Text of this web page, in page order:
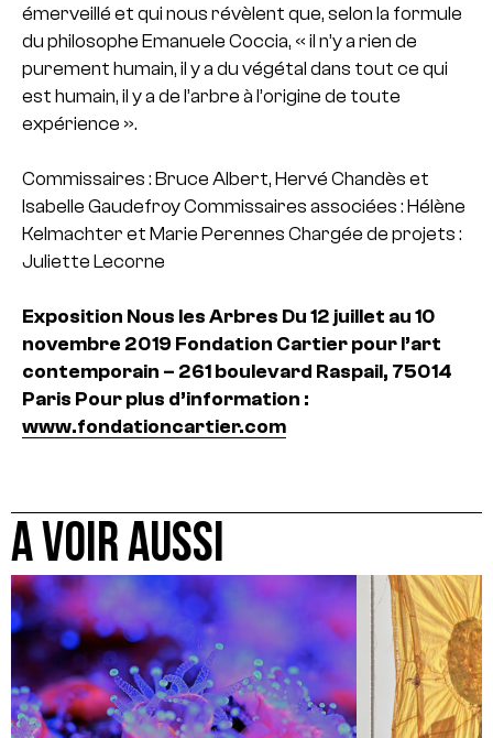
émerveillé et qui nous révèlent que, selon la formule
du philosophe Emanuele Coccia, « il n’y a rien de
purement humain, il y a du végétal dans tout ce qui
est humain, il y a de l’arbre à l’origine de toute
expérience ».
Commissaires : Bruce Albert, Hervé Chandès et
Isabelle GaudefroyCommissaires associées : Hélène
Kelmachter et Marie Perennes Chargée de projets :
Juliette Lecorne
Exposition Nous les Arbres Du 12 juillet au 10
novembre 2019 Fondation Cartier pour l’art
contemporain – 261 boulevard Raspail, 75014
Paris Pour plus d’information :
www.fondationcartier.com
A VOIR AUSSI